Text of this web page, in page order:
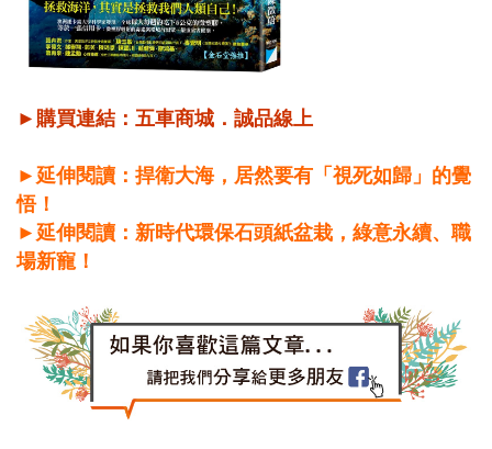
►購買連結： 五車商城 ． 誠品線上
►延伸閱讀：捍衛大海，居然要有「視死如歸」的覺
悟！
►延伸閱讀：新時代環保石頭紙盆栽，綠意永續、職
場新寵！